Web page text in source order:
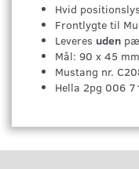
Hvid
Frontlygte til
Leveres uden
Mål: 90 x 45 mm
Mustang nr.
Hella 2pg 006